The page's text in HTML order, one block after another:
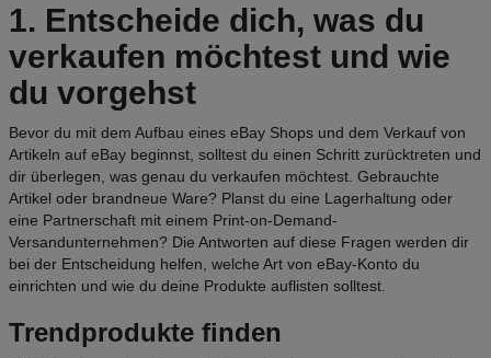
1. Entscheide dich, was du
verkaufen möchtest und wie
du vorgehst
Bevor du mit dem Aufbau eines eBay Shops und dem Verkauf von
Artikeln auf eBay beginnst, solltest du einen Schritt zurücktreten und
dir überlegen, was genau du verkaufen möchtest. Gebrauchte
Artikel oder brandneue Ware? Planst du eine Lagerhaltung oder
eine Partnerschaft mit einem Print-on-Demand-
Versandunternehmen? Die Antworten auf diese Fragen werden dir
bei der Entscheidung helfen, welche Art von eBay-Konto du
einrichten und wie du deine Produkte auflisten solltest.
Trendprodukte finden